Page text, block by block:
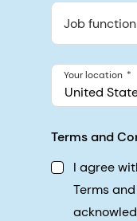
548 Market St
Job function
United
Your location
Terms and
I agree
Terms